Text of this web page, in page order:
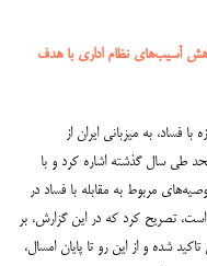
راهبرد ملی مبارزه با فساد تا پایان ۱۴۰۲ و کاهش آسیب‌های نظام اداری با هدف
فساد، به میزبانی ایران از
طی سال گذشته اشاره کرد و با
مربوط به مقابله با فساد در
است، تصریح کرد که در این گزارش، بر
شده‌ و از این رو تا پایان امسال،